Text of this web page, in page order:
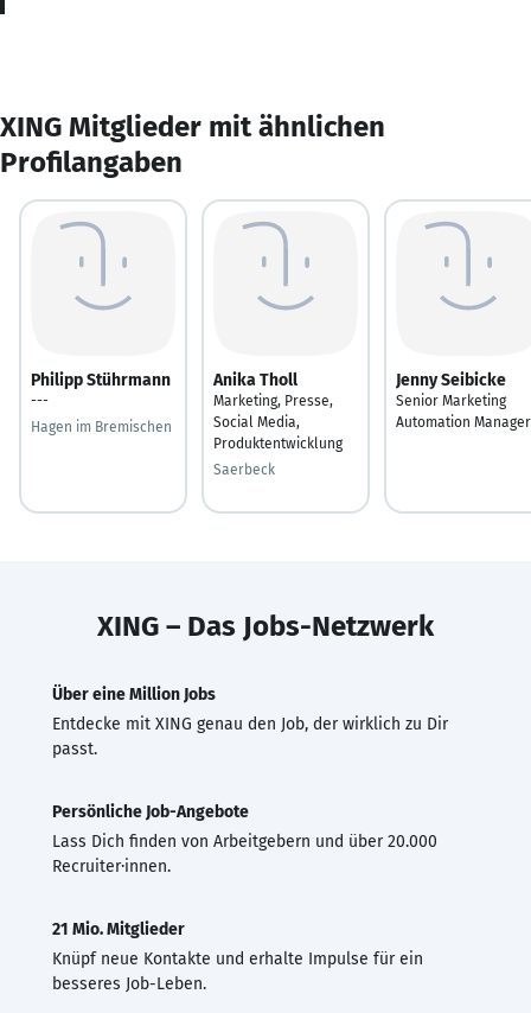
XING Mitglieder mit ähnlichen
Profilangaben
Philipp Stührmann
---
Hagen im Bremischen
Anika Tholl
Marketing, Presse,
Social Media,
Produktentwicklung
Saerbeck
Jenny Seibicke
Senior Marketing
Automation Manager
XING – Das Jobs-Netzwerk
Über eine Million Jobs
Entdecke mit XING genau den Job, der wirklich zu Dir
passt.
Persönliche Job-Angebote
Lass Dich finden von Arbeitgebern und über 20.000
Recruiter·innen.
21 Mio. Mitglieder
Knüpf neue Kontakte und erhalte Impulse für ein
besseres Job-Leben.